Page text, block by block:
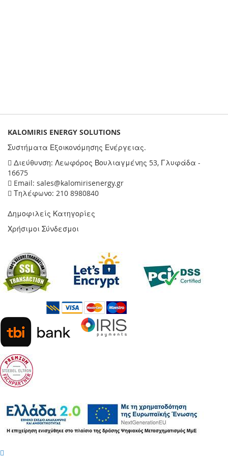
KALOMIRIS ENERGY SOLUTIONS
Συστήματα Εξοικονόμησης Ενέργειας.
Διεύθυνση: Λεωφόρος Βουλιαγμένης 53, Γλυφάδα -
16675
Email: sales@kalomirisenergy.gr
Τηλέφωνο: 210 8980840
Δημοφιλείς Κατηγορίες
Χρήσιμοι Σύνδεσμοι